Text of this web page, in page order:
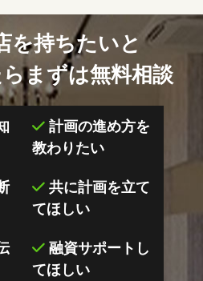
を持ちたいと
まずは無料相談
計画の進め方を
教わりたい
共に計画を立て
てほしい
融資サポートし
てほしい